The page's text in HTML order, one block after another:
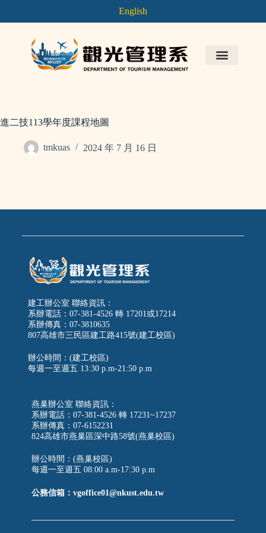
English
進二技113學年度課程地圖
tmkuas 2024 年 7 月 16 日
建工辦公室 聯絡資訊：
系辦電話：07-381-4526 轉 17201或17214
系辦傳真：07-3810635
807高雄市三民區建工路415號(建工校區)
辦公時間：(建工校區)
每週一至週五 13:30 p.m-21:50 p.m
燕巢辦公室 聯絡資訊：
系辦電話：07-381-4526 轉 17231~17237
系辦傳真：07-6152231
824高雄市燕巢區深中路58號(燕巢校區)
辦公時間：(燕巢校區)
每週一至週五 08:00 a.m-17:30 p.m
公務信箱：vgoffice01@nkust.edu.tw